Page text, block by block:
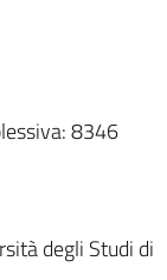
8346
degli Studi di